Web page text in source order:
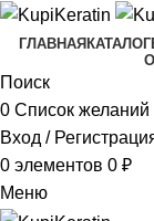
ГЛАВНАЯ КАТАЛОГ
Поиск
0 Список желаний
Вход /
0 элементов 0 ₽
Меню